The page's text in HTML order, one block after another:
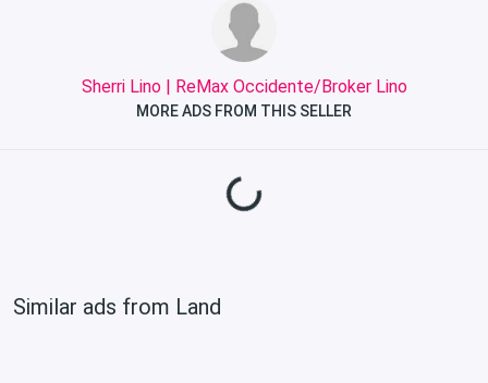
Sherri Lino | ReMax Occidente/Broker Lino
MORE ADS FROM THIS SELLER
Loading...
Similar ads from Land